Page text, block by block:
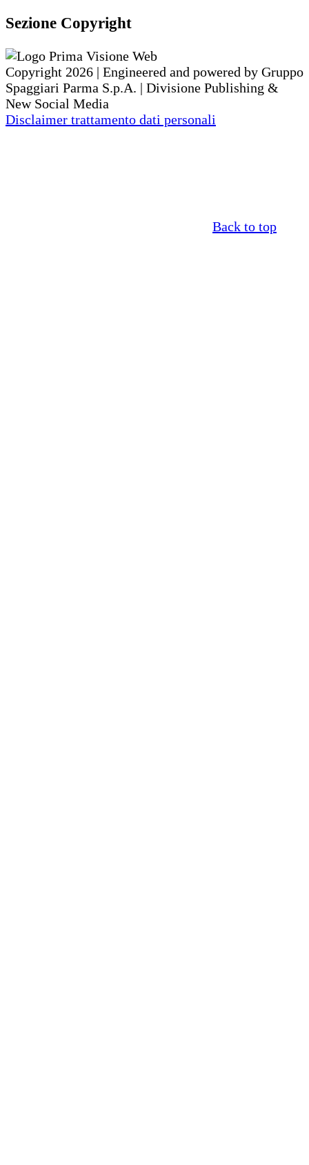
Sezione Copyright
Copyright 2026 | Engineered and powered by Gruppo
Spaggiari Parma S.p.A. | Divisione Publishing &
New Social Media
Disclaimer trattamento dati personali
Back to top